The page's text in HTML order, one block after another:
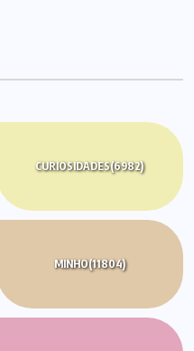
CURIOSIDADES(6982)
MINHO(11804)